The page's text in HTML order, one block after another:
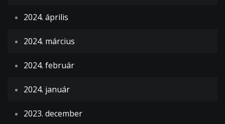
2024. április
2024. március
2024. február
2024. január
2023. december